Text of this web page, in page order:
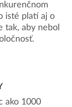
isté platí aj o
tak, aby nebol
ako 1000